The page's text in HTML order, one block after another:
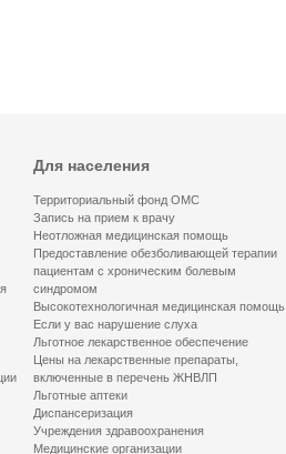
Для населения
Территориальный фонд ОМС
Запись на прием к врачу
Неотложная медицинская помощь
Предоставление обезболивающей терапии
пациентам с хроническим болевым
синдромом
Высокотехнологичная медицинская помощь
Если у вас нарушение слуха
Льготное лекарственное обеспечение
Цены на лекарственные препараты,
включенные в перечень ЖНВЛП
Льготные аптеки
Диспансеризация
Учреждения здравоохранения
Медицинские организации